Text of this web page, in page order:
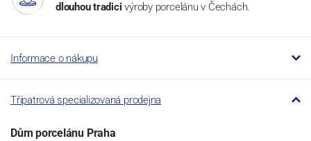
dlouhou tradici výroby porcelánu v Čechách.
Informace o nákupu
Třípatrová specializovaná prodejna
Dům porcelánu Praha